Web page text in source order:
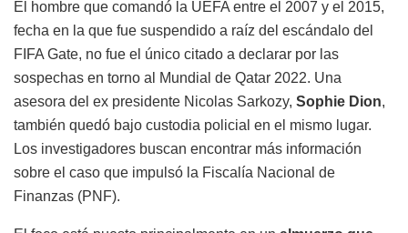
El hombre que comandó la UEFA entre el 2007 y el 2015,
fecha en la que fue suspendido a raíz del escándalo del
FIFA Gate, no fue el único citado a declarar por las
sospechas en torno al Mundial de Qatar 2022. Una
asesora del ex presidente Nicolas Sarkozy, Sophie Dion,
también quedó bajo custodia policial en el mismo lugar.
Los investigadores buscan encontrar más información
sobre el caso que impulsó la Fiscalía Nacional de
Finanzas (PNF).